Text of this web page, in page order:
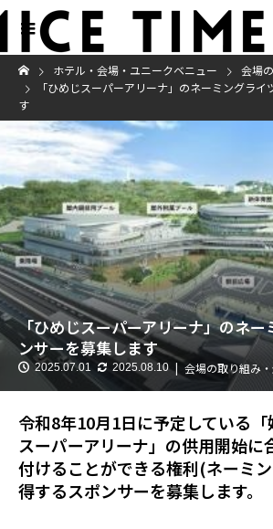
ホテル・会場・ユニークベニュー
会場
「ひめじスーパーアリーナ」のネーミングラ
す
「ひめじスーパーアリーナ」のネー
ンサーを募集します
2025.07.01 2025.08.10 会場の取り組み
令和8年10月1日に予定している
スーパーアリーナ」の供用開始に
付けることができる権利(ネーミ
得するスポンサーを募集します。